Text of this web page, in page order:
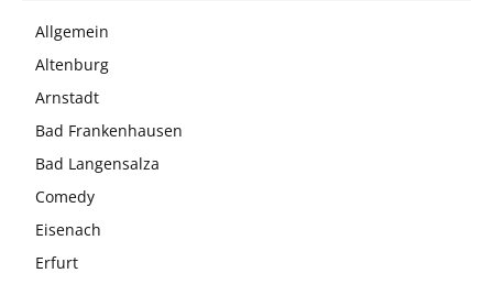
Allgemein
Altenburg
Arnstadt
Bad Frankenhausen
Bad Langensalza
Comedy
Eisenach
Erfurt